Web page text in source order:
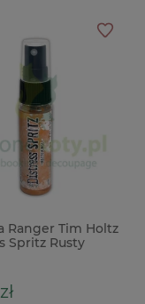
Ranger Tim Holtz
Spritz Rusty